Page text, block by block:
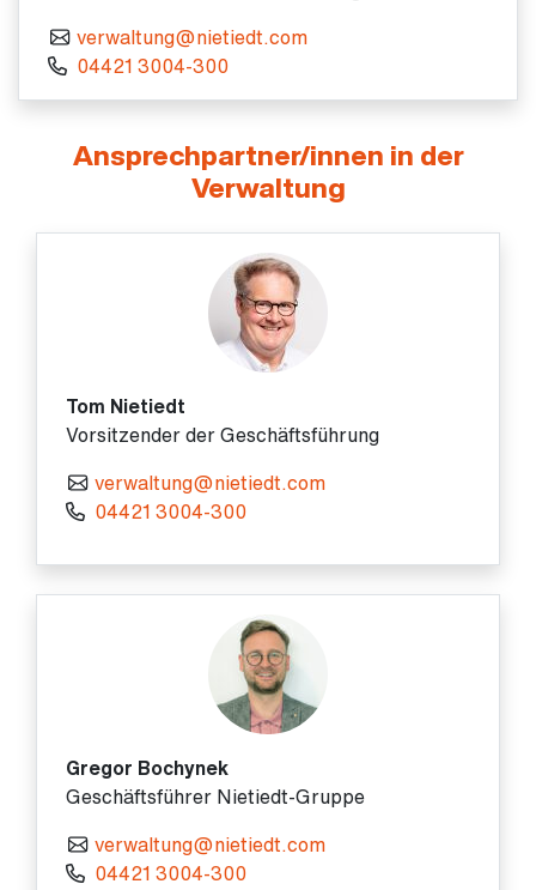
verwaltung@nietiedt.com
04421 3004-300
Ansprechpartner/innen in der
Verwaltung
Tom Nietiedt
Vorsitzender der Geschäftsführung
verwaltung@nietiedt.com
04421 3004-300
Gregor Bochynek
Geschäftsführer Nietiedt-Gruppe
verwaltung@nietiedt.com
04421 3004-300